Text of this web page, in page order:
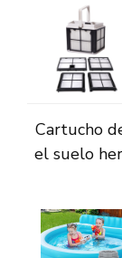
Cartucho
el suelo